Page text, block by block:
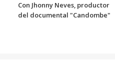
Con Jhonny Neves, productor
del documental "Candombe"